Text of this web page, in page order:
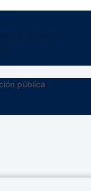
pública